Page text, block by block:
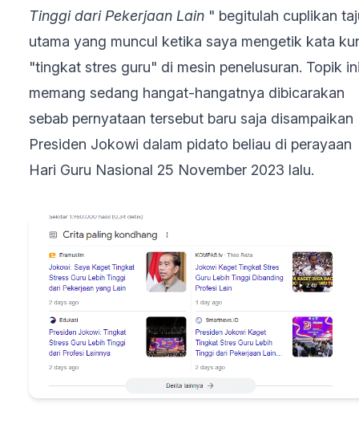
Tinggi dari Pekerjaan Lain " begitulah cuplikan
utama yang muncul ketika saya mengetik kata
"tingkat stres guru" di mesin penelusuran. Topik
memang sedang hangat-hangatnya dibicarakan
sebab pernyataan tersebut baru saja disampaikan
Presiden Jokowi dalam pidato beliau di perayaan
Hari Guru Nasional 25 November 2023 lalu.